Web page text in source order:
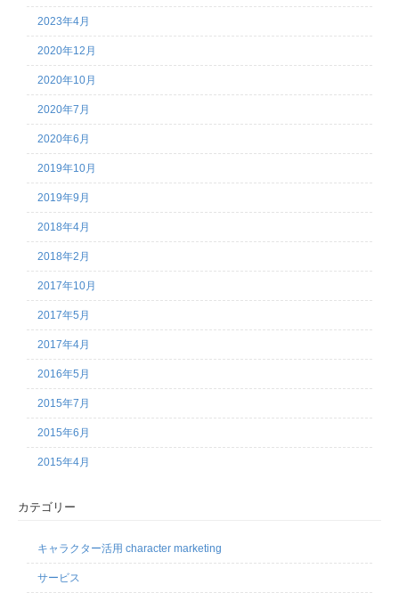
2023年4月
2020年12月
2020年10月
2020年7月
2020年6月
2019年10月
2019年9月
2018年4月
2018年2月
2017年10月
2017年5月
2017年4月
2016年5月
2015年7月
2015年6月
2015年4月
カテゴリー
キャラクター活用 character marketing
サービス